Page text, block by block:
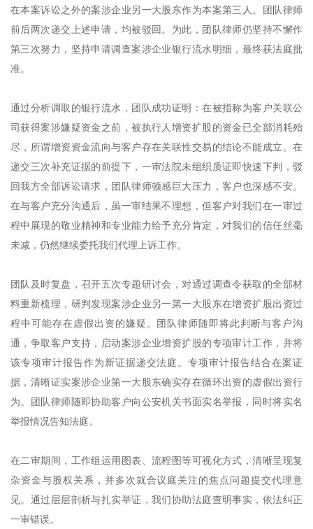
在本案诉讼之外的案涉企业另一大股东作为本案第三人。团队律师
前后两次递交上述申请，均被驳回。为此，团队律师仍坚持不懈作
第三次努力，坚持申请调查案涉企业银行流水明细，最终获法庭批
准。
通过分析调取的银行流水，团队成功证明：在被指称为客户关联公
司获得案涉嫌疑资金之前，被执行人增资扩股的资金已全部消耗殆
尽，所谓增资资金流向与客户存在关联性交易的结论不能成立。在
递交三次补充证据的前提下，一审法院未组织质证即快速下判，驳
回我方全部诉讼请求，团队律师顿感巨大压力，客户也深感不安。
在与客户充分沟通后，虽一审结果不理想，但客户对我们在一审过
程中展现的敬业精神和专业能力给予充分肯定，对我们的信任丝毫
未减，仍然继续委托我们代理上诉工作。
团队及时复盘，召开五次专题研讨会，对通过调查令获取的全部材
料重新梳理，研判发现案涉企业另一第一大股东在增资扩股出资过
程中可能存在虚假出资的嫌疑。团队律师随即将此判断与客户沟
通，争取客户支持，启动案涉企业增资扩股的专项审计工作，并将
该专项审计报告作为新证据递交法庭。专项审计报告结合在案证
据，清晰证实案涉企业第一大股东确实存在循环出资的虚假出资行
为。团队律师随即协助客户向公安机关书面实名举报，同时将实名
举报情况告知法庭。
在二审期间，工作组运用图表、流程图等可视化方式，清晰呈现复
杂资金与股权关系，并多次就合议庭关注的焦点问题提交代理意
见。通过层层剖析与扎实举证，我们协助法庭查明事实，依法纠正
一审错误。